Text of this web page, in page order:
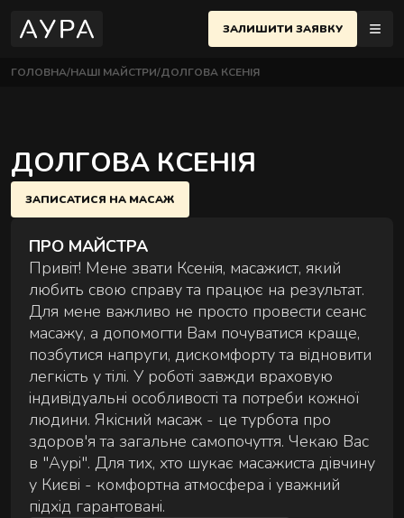
ЗАЛИШИТИ ЗАЯВКУ
ГОЛОВНА НАШІ МАЙСТРИ ДОЛГОВА КСЕНІЯ
ДОЛГОВА КСЕНІЯ
ЗАПИСАТИСЯ НА МАСАЖ
ПРО МАЙСТРА
Привіт! Мене звати Ксенія, масажист, який
любить свою справу та працює на результат.
Для мене важливо не просто провести сеанс
масажу, а допомогти Вам почуватися краще,
позбутися напруги, дискомфорту та відновити
легкість у тілі. У роботі завжди враховую
індивідуальні особливості та потреби кожної
людини. Якісний масаж - це турбота про
здоров'я та загальне самопочуття. Чекаю Вас
в "Аурі". Для тих, хто шукає масажиста дівчину
у Києві - комфортна атмосфера і уважний
підхід гарантовані.
ПОЛТАВА
РАЙОН
Коновальця, 32Б, Київ
РАЙОН
1, Київ
ШКОЛА
МАСАЖІ
ОСНОВНІ МАСАЖІ
Найпопулярніші техніки для розслаблення й
відновлення тіла.
ПАРНІ МАСАЖІ
Сеанс для двох — поруч, синхронно й у комфорті
на вибір.